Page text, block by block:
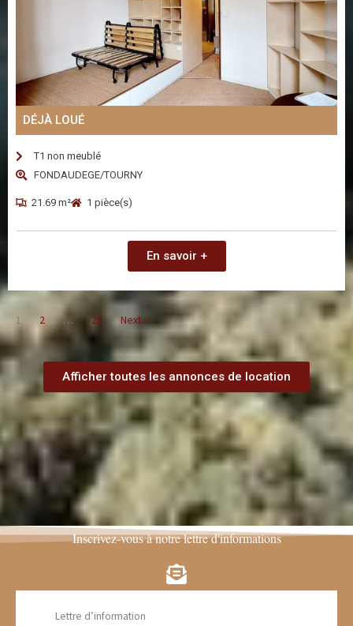
DÉJÀ LOUÉ
T1 non meublé
FONDAUDEGE/TOURNY
21.69 m² 1 pièce(s)
En savoir +
1 2 … 28 Next »
Afficher toutes les annonces de location
Inscrivez-vous à notre lettre d'informations
Lettre d’information